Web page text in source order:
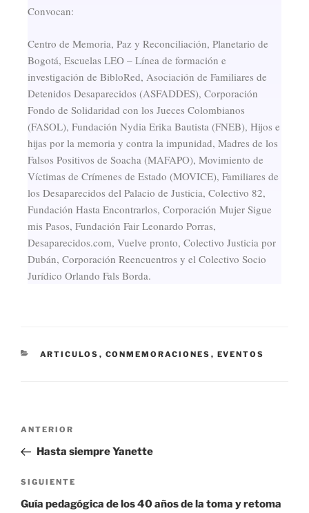
Convocan:
Centro de Memoria, Paz y Reconciliación, Planetario de
Bogotá, Escuelas LEO – Línea de formación e
investigación de BibloRed, Asociación de Familiares de
Detenidos Desaparecidos (ASFADDES), Corporación
Fondo de Solidaridad con los Jueces Colombianos
(FASOL), Fundación Nydia Erika Bautista (FNEB), Hijos e
hijas por la memoria y contra la impunidad, Madres de los
Falsos Positivos de Soacha (MAFAPO), Movimiento de
Víctimas de Crímenes de Estado (MOVICE), Familiares de
los Desaparecidos del Palacio de Justicia, Colectivo 82,
Fundación Hasta Encontrarlos, Corporación Mujer Sigue
mis Pasos, Fundación Fair Leonardo Porras,
Desaparecidos.com, Vuelve pronto, Colectivo Justicia por
Dubán, Corporación Reencuentros y el Colectivo Socio
Jurídico Orlando Fals Borda.
ARTICULOS , CONMEMORACIONES , EVENTOS
ANTERIOR
Hasta siempre Yanette
SIGUIENTE
Guía pedagógica de los 40 años de la toma y retoma